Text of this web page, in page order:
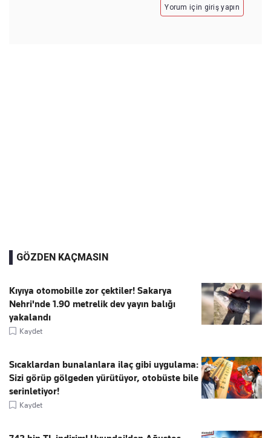
Yorum için giriş yapın
GÖZDEN KAÇMASIN
Kıyıya otomobille zor çektiler! Sakarya
Nehri'nde 1.90 metrelik dev yayın balığı
yakalandı
Kaydet
Sıcaklardan bunalanlara ilaç gibi uygulama:
Sizi görüp gölgeden yürütüyor, otobüste bile
serinletiyor!
Kaydet